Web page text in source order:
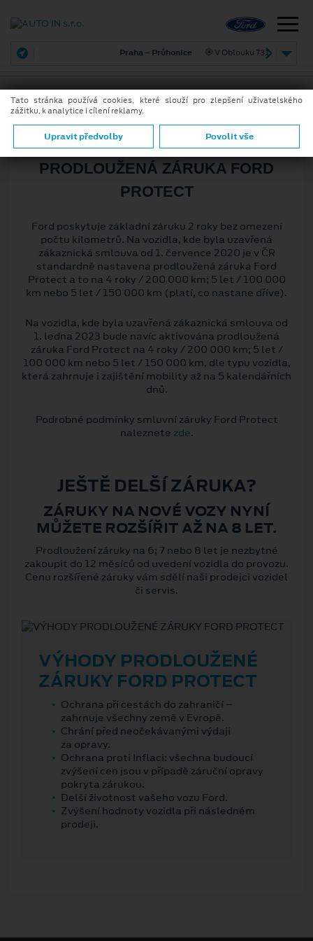
Praha – Průhonice V Oblouku 731
ZÁRUKY
PRODLOUŽENÁ ZÁRUKA FORD
PROTECT
Ford poskytuje základní záruku 2 roky bez omezení
počtu kilometrů. Na vozidla, kde byla uzavřená
zákaznická smlouva od 1. července 2020 je v ČR
standardně nastavena prodloužená záruka Ford
Protect a to na 4 roky / 200 000 km; 5 let / 100 000
km nebo 5 let / 150 000 km (platí, co nastane dříve).
Na vozidla, kde byla uzavřená zákaznická smlouva od
1. ledna 2023 bude navíc aktivována prodloužená
záruka Ford Protect na 4 roky / 200 000 km; 5 let /
100 000 km nebo 5 let / 150 000 km, dle typu vozidla,
která zahrnuje i zajištění mobility až na 5 kalendářních
dnů.
Podrobné podmínky smluvní záruky Ford Protect
naleznete zde.
JEŠTĚ DELŠÍ ZÁRUKA?
ZÁRUKY NA NOVÉ VOZY NYNÍ
MŮŽETE ROZŠÍŘIT AŽ NA 8 LET.
Prodloužení záruky na 6; 7 nebo 8 let je nezbytné
zakoupit do 12 měsíců od uvedení vozidla do provozu.
Cenu rozšířené záruky vám sdělí naši prodejci vozidel
či servis.
VÝHODY PRODLOUŽENÉ
ZÁRUKY FORD PROTECT
Ochrana při cestách do zahraničí –
zahrnuje všechny země v Evropě.
Chrání před neočekávanými výdaji
za opravy.
Ochrana proti Inflaci: všechna budoucí
zvýšení cen jsou v případě záruční opravy
pokryta zárukou.
Delší životnost vašeho vozu Ford.
Zvýšení hodnoty vozidla při následném
prodeji.
Tato stránka používá cookies, které slouží pro zlepšení uživatelského
zážitku, k analytice i cílení reklamy.
Upravit předvolby Povolit vše